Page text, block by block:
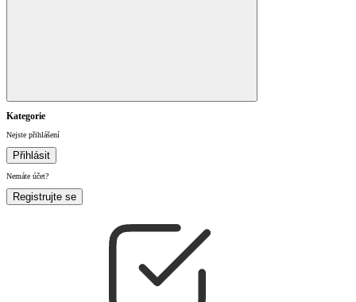
Kategorie
Nejste přihlášení
Přihlásit
Nemáte účet?
Registrujte se